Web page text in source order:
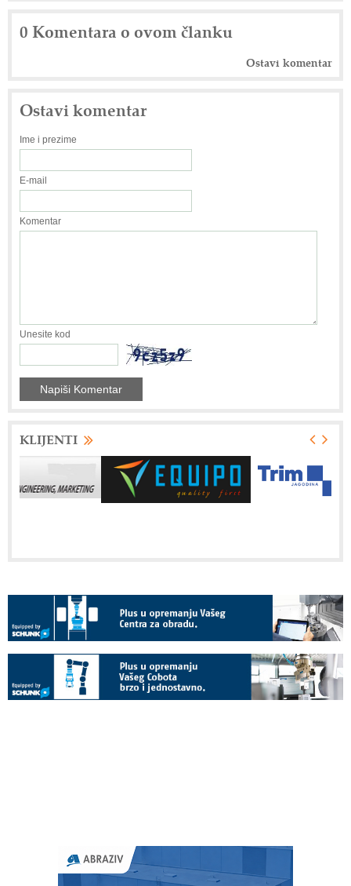
0 Komentara o ovom članku
Ostavi komentar
Ostavi komentar
Ime i prezime
E-mail
Komentar
Unesite kod
KLIJENTI